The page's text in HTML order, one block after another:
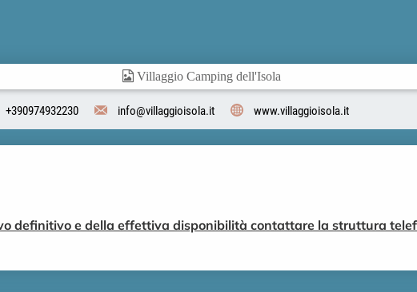
+390974932230 info@villaggioisola.it www.villaggioisola.it
definitivo e della effettiva disponibilità contattare la struttura